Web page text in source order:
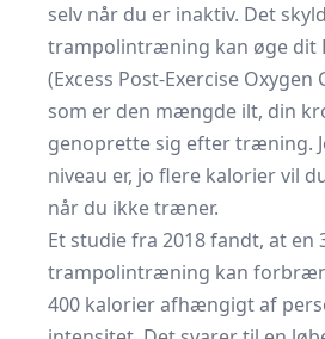
selv når du er inaktiv. Det
trampolintræning kan øge dit
(Excess Post-Exercise Oxygen
som er den mængde ilt, din
genoprette sig efter træning.
niveau er, jo flere kalorier vil
når du ikke træner.
Et studie fra 2018 fandt, at en
trampolintræning kan
400 kalorier afhængigt af